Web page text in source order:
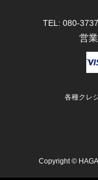
TEL: 080-
営
各種クレ
Copyright ©